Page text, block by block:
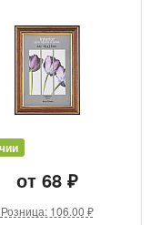
от 68 ₽
Розница: 106.00 ₽